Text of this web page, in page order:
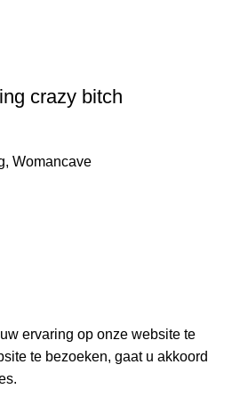
crazy bitch
, Womancave
ervaring op onze website te
te bezoeken, gaat u akkoord